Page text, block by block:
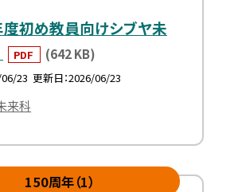
初め教員向けシブヤ未
PDF (642 KB)
23 更新日 2026/06/23
来科
150周年（1）